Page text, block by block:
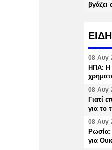
βγάζει
08 Αυγ
ΗΠΑ: Η
08 Αυγ
Γιατί
για το
08 Αυγ
Ρωσία:
για